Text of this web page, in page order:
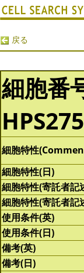
戻る
細胞番
細胞特性
細胞特性(日)
細胞特性(寄託者記
細胞特性(寄託者記
使用条件(英)
使用条件(日)
備考(英)
備考(日)